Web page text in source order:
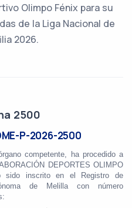
Olimpo Fénix para su
de la Liga Nacional de
2026.
2500
P-2026-2500
competente, ha procedido a
DEPORTES OLIMPO
sido inscrito en el Registro de
de Melilla con número